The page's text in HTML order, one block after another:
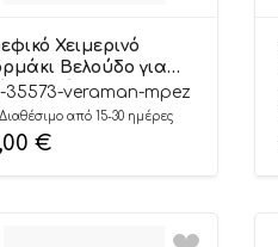
Χειμερινό
Βελούδο για
Αερόστατο
Μπεζ Μακρύ
Βαμβακερό
Πολυέστερ 20% –
35573-veraman-mpez
Διαθέσιμο από 15-30 ημέρες
€